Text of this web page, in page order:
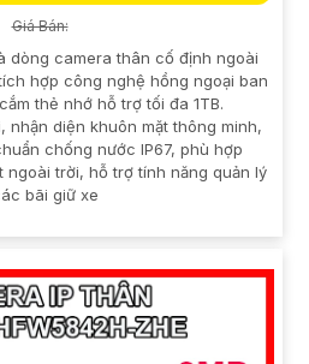
Giá Bán:
dòng camera thân cố định ngoài
hợp công nghệ hồng ngoại ban
thẻ nhớ hỗ trợ tối đa 1TB.
nhận diện khuôn mặt thông minh,
chống nước IP67, phù hợp
trời, hỗ trợ tính năng quản lý
bãi giữ xe